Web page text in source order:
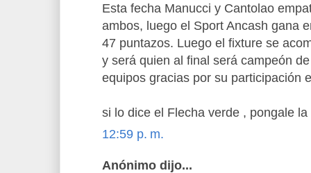
Esta fecha Manucci y Cantolao
ambos, luego el Sport Ancash gana
47 puntazos. Luego el fixture se
y será quien al final será campeón
equipos gracias por su participación
si lo dice el Flecha verde , pongale la
12:59 p. m.
Anónimo dijo...